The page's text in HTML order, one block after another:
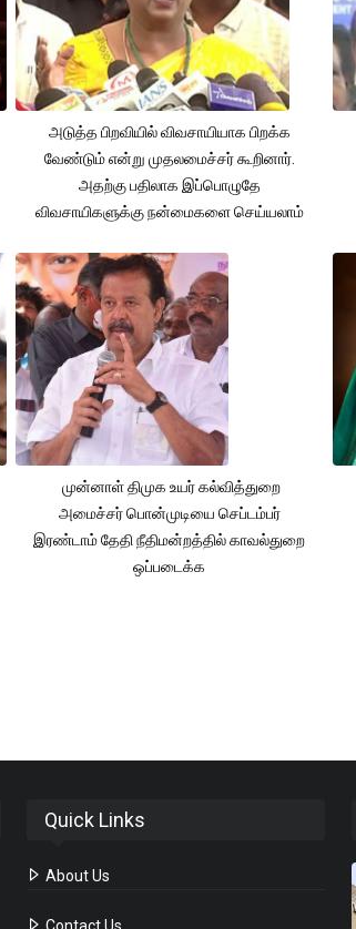
அடுத்த பிறவியில் விவசாயியாக பிறக்க
வேண்டும் என்று முதலமைச்சர் கூறினார்.
அதற்கு பதிலாக இப்பொழுதே
விவசாயிகளுக்கு நன்மைகளை செய்யலாம்
முன்னாள் திமுக உயர் கல்வித்துறை
அமைச்சர் பொன்முடியை செப்டம்பர்
இரண்டாம் தேதி நீதிமன்றத்தில் காவல்துறை
ஒப்படைக்க
Quick Links
About Us